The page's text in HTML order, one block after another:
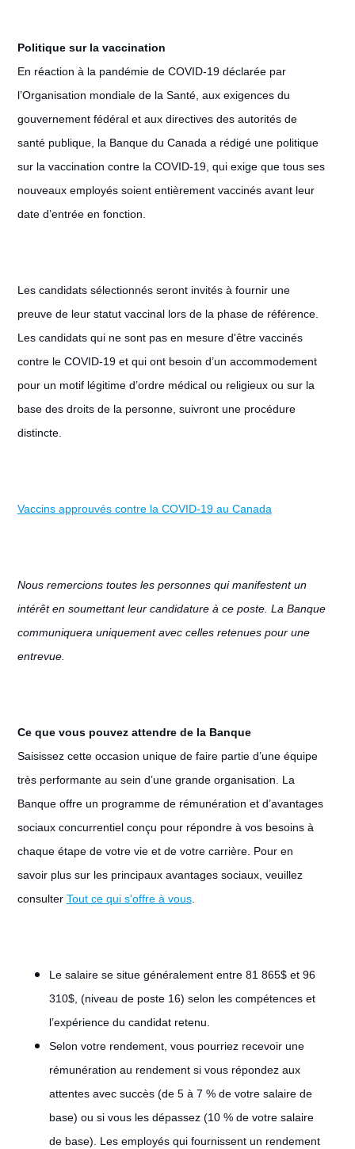
Politique sur la vaccination
En réaction à la pandémie de COVID-19 déclarée par
l’Organisation mondiale de la Santé, aux exigences du
gouvernement fédéral et aux directives des autorités de
santé publique, la Banque du Canada a rédigé une politique
sur la vaccination contre la COVID-19, qui exige que tous ses
nouveaux employés soient entièrement vaccinés avant leur
date d’entrée en fonction.
Les candidats sélectionnés seront invités à fournir une
preuve de leur statut vaccinal lors de la phase de référence.
Les candidats qui ne sont pas en mesure d'être vaccinés
contre le COVID-19 et qui ont besoin d’un accommodement
pour un motif légitime d’ordre médical ou religieux ou sur la
base des droits de la personne, suivront une procédure
distincte.
Vaccins approuvés contre la COVID-19 au Canada
Nous remercions toutes les personnes qui manifestent un
intérêt en soumettant leur candidature à ce poste. La Banque
communiquera uniquement avec celles retenues pour une
entrevue.
Ce que vous pouvez attendre de la Banque
Saisissez cette occasion unique de faire partie d’une équipe
très performante au sein d’une grande organisation. La
Banque offre un programme de rémunération et d’avantages
sociaux concurrentiel conçu pour répondre à vos besoins à
chaque étape de votre vie et de votre carrière. Pour en
savoir plus sur les principaux avantages sociaux, veuillez
consulter Tout ce qui s'offre à vous.
Le salaire se situe généralement entre 81 865$ et 96
310$, (niveau de poste 16) selon les compétences et
l’expérience du candidat retenu.
Selon votre rendement, vous pourriez recevoir une
rémunération au rendement si vous répondez aux
attentes avec succès (de 5 à 7 % de votre salaire de
base) ou si vous les dépassez (10 % de votre salaire
de base). Les employés qui fournissent un rendement